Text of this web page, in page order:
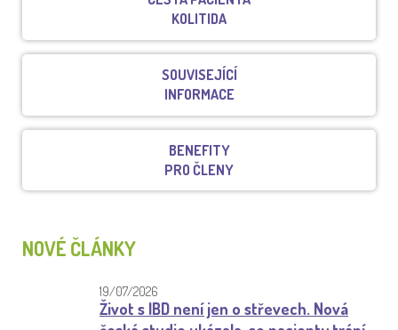
KOLITIDA
SOUVISEJÍCÍ
INFORMACE
BENEFITY
PRO ČLENY
NOVÉ ČLÁNKY
19/07/2026
Život s IBD není jen o střevech. Nová